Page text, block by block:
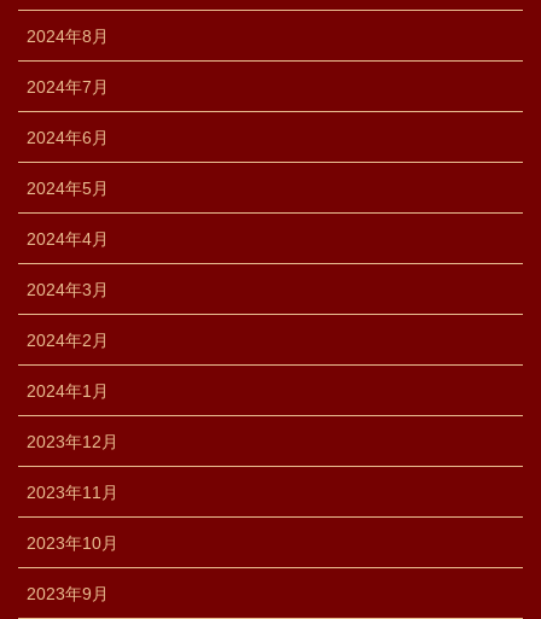
2024年8月
2024年7月
2024年6月
2024年5月
2024年4月
2024年3月
2024年2月
2024年1月
2023年12月
2023年11月
2023年10月
2023年9月